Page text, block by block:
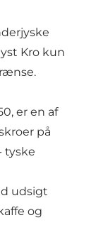
Kro kun
er en af
på
tyske
udsigt
og